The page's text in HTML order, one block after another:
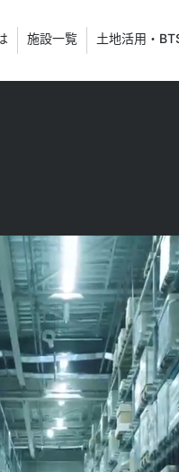
施設一覧 土地活用・